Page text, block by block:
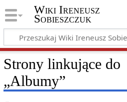
Wiki Ireneusz
Sobieszczuk
Strony linkujące do
„Albumy”